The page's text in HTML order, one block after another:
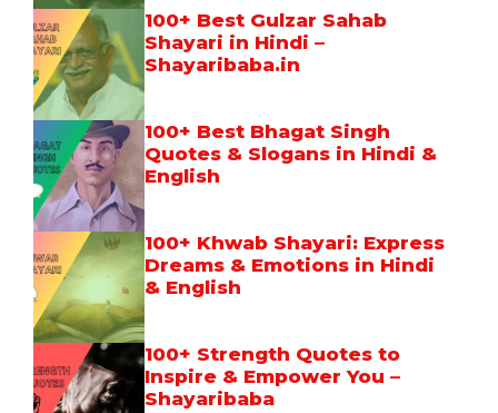
100+ Best Gulzar Sahab
Shayari in Hindi –
Shayaribaba.in
100+ Best Bhagat Singh
Quotes & Slogans in Hindi &
English
100+ Khwab Shayari: Express
Dreams & Emotions in Hindi
& English
100+ Strength Quotes to
Inspire & Empower You –
Shayaribaba